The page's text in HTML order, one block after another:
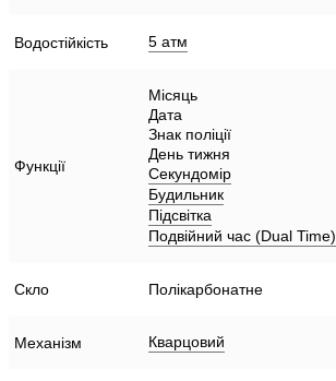
Водостійкість 5 атм
Функції
Місяць
Дата
Знак поліції
День тижня
Секундомір
Будильник
Підсвітка
Подвійний час (Dual Time)
Скло Полікарбонатне
Механізм Кварцовий